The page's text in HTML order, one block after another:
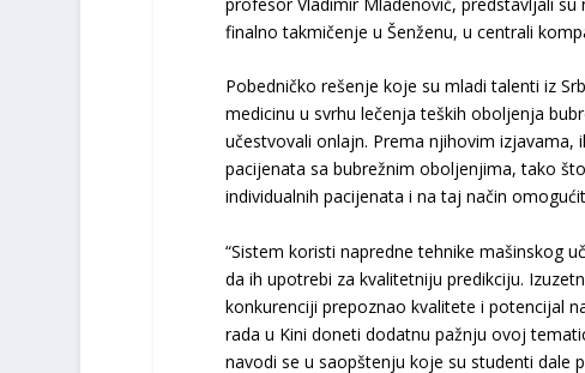
finalno takmičenje u Šenženu, u centrali
Pobedničko rešenje koje su mladi talenti iz
medicinu u svrhu lečenja teških oboljenja
učestvovali onlajn. Prema njihovim
pacijenata sa bubrežnim oboljenjima, tako
individualnih pacijenata i na taj način
“Sistem koristi napredne tehnike mašinskog
da ih upotrebi za kvalitetniju predikciju.
konkurenciji prepoznao kvalitete i potencijal
rada u Kini doneti dodatnu pažnju ovoj
navodi se u saopštenju koje su studenti dale